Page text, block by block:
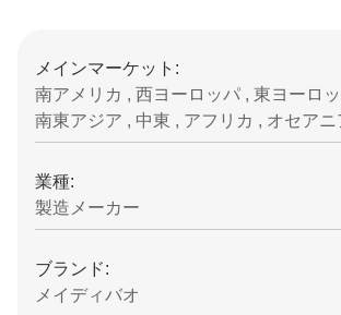
メインマーケット:
南アメリカ , 西ヨーロッパ , 東ヨーロ
南東アジア , 中東 , アフリカ , オセアニ
業種:
製造メーカー
ブランド:
メイディバオ